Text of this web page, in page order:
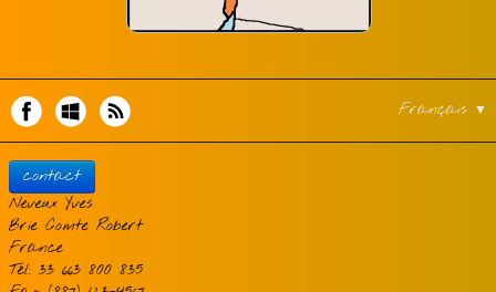
Français ▼
contact
Neveux Yves
Brie Comte Robert
France
Tél: 33 663 800 835